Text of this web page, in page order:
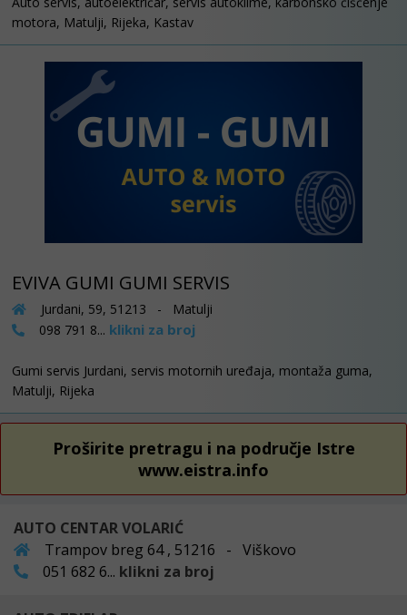
motora, Matulji, Rijeka, Kastav
EVIVA GUMI GUMI SERVIS
Jurdani, 59, 51213 - Matulji
098 791 8... klikni za broj
Gumi servis Jurdani, servis motornih uređaja, montaža guma,
Matulji, Rijeka
Proširite pretragu i na područje Istre
www.eistra.info
AUTO CENTAR VOLARIĆ
Trampov breg 64 , 51216 - Viškovo
051 682 6... klikni za broj